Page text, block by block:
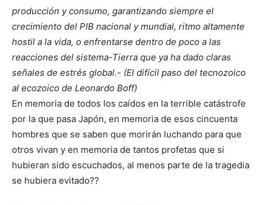
producción y consumo, garantizando siempre el
crecimiento del PIB nacional y mundial, ritmo altamente
hostil a la vida, o enfrentarse dentro de poco a las
reacciones del sistema-Tierra que ya ha dado claras
señales de estrés global.- (El difícil paso del tecnozoico
al ecozoico de Leonardo Boff)
En memoria de todos los caídos en la terrible catástrofe
por la que pasa Japón, en memoria de esos cincuenta
hombres que se saben que morirán luchando para que
otros vivan y en memoria de tantos profetas que si
hubieran sido escuchados, al menos parte de la tragedia
se hubiera evitado??